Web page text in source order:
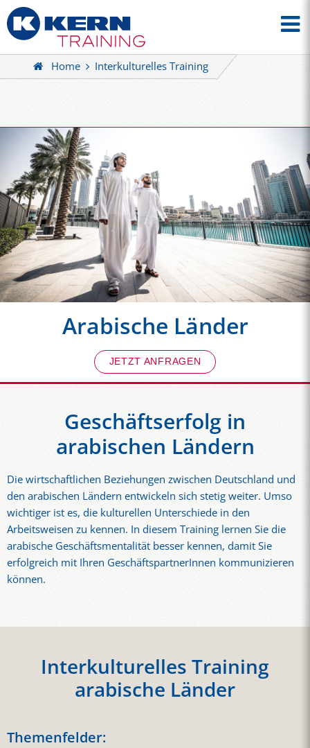
Home Interkulturelles Training
Arabische Länder
JETZT ANFRAGEN
Geschäftserfolg in
arabischen Ländern
Die wirtschaftlichen Beziehungen zwischen Deutschland und
den arabischen Ländern entwickeln sich stetig weiter. Umso
wichtiger ist es, die kulturellen Unterschiede in den
Arbeitsweisen zu kennen. In diesem Training lernen Sie die
arabische Geschäftsmentalität besser kennen, damit Sie
erfolgreich mit Ihren GeschäftspartnerInnen kommunizieren
können.
Interkulturelles Training
arabische Länder
Themenfelder: